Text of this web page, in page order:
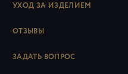
УХОД ЗА ИЗДЕЛИЕМ
ОТЗЫВЫ
ЗАДАТЬ ВОПРОС